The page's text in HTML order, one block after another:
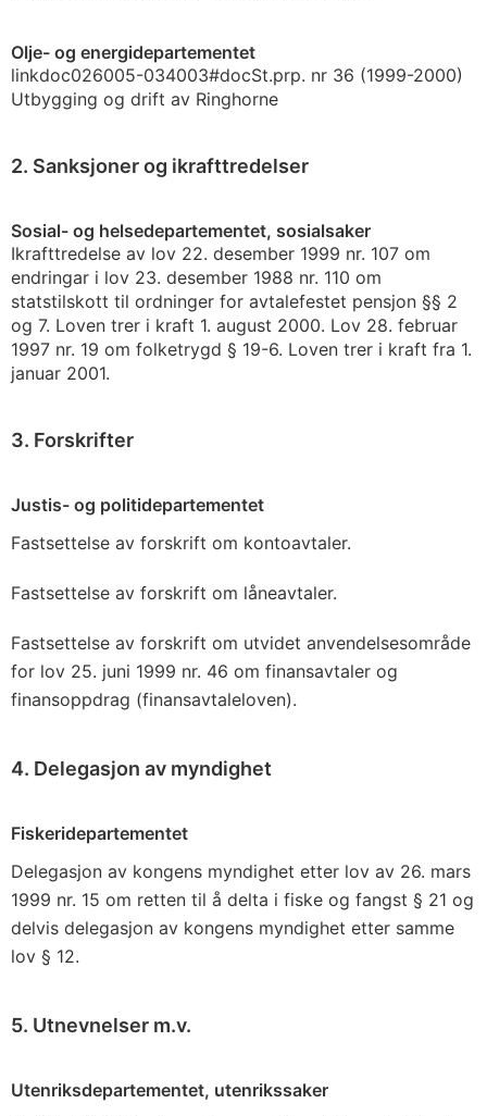
Olje- og energidepartementet
linkdoc026005-034003#docSt.prp. nr 36 (1999-2000)
Utbygging og drift av Ringhorne
2. Sanksjoner og ikrafttredelser
Sosial- og helsedepartementet, sosialsaker
Ikrafttredelse av lov 22. desember 1999 nr. 107 om
endringar i lov 23. desember 1988 nr. 110 om
statstilskott til ordninger for avtalefestet pensjon §§ 2
og 7. Loven trer i kraft 1. august 2000. Lov 28. februar
1997 nr. 19 om folketrygd § 19-6. Loven trer i kraft fra 1.
januar 2001.
3. Forskrifter
Justis- og politidepartementet
Fastsettelse av forskrift om kontoavtaler.
Fastsettelse av forskrift om låneavtaler.
Fastsettelse av forskrift om utvidet anvendelsesområde
for lov 25. juni 1999 nr. 46 om finansavtaler og
finansoppdrag (finansavtaleloven).
4. Delegasjon av myndighet
Fiskeridepartementet
Delegasjon av kongens myndighet etter lov av 26. mars
1999 nr. 15 om retten til å delta i fiske og fangst § 21 og
delvis delegasjon av kongens myndighet etter samme
lov § 12.
5. Utnevnelser m.v.
Utenriksdepartementet, utenrikssaker